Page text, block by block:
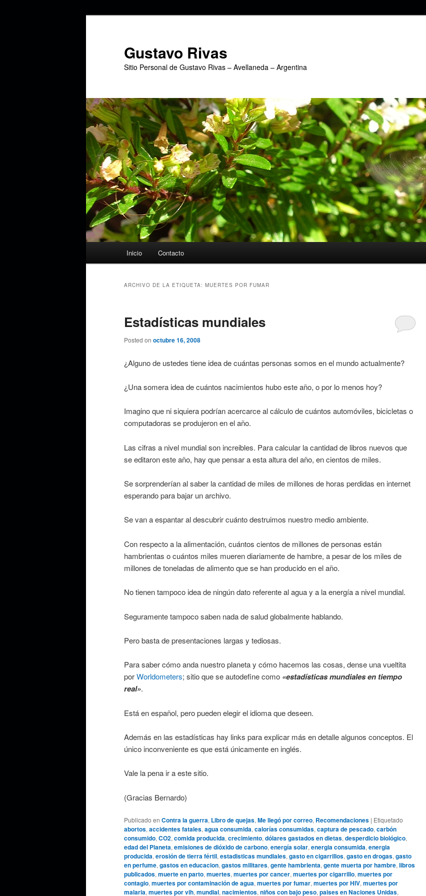
Gustavo Rivas
Sitio Personal de Gustavo Rivas – Avellaneda – Argentina
Inicio Contacto
ARCHIVO DE LA ETIQUETA: MUERTES POR FUMAR
Estadísticas mundiales
Posted on octubre 16, 2008
¿Alguno de ustedes tiene idea de cuántas personas somos en el mundo actualmente?
¿Una somera idea de cuántos nacimientos hubo este año, o por lo menos hoy?
Imagino que ni siquiera podrían acercarce al cálculo de cuántos automóviles, bicicletas o
computadoras se produjeron en el año.
Las cifras a nivel mundial son increibles. Para calcular la cantidad de libros nuevos que
se editaron este año, hay que pensar a esta altura del año, en cientos de miles.
Se sorprenderían al saber la cantidad de miles de millones de horas perdidas en internet
esperando para bajar un archivo.
Se van a espantar al descubrir cuánto destruimos nuestro medio ambiente.
Con respecto a la alimentación, cuántos cientos de millones de personas están
hambrientas o cuántos miles mueren diariamente de hambre, a pesar de los miles de
millones de toneladas de alimento que se han producido en el año.
No tienen tampoco idea de ningún dato referente al agua y a la energía a nivel mundial.
Seguramente tampoco saben nada de salud globalmente hablando.
Pero basta de presentaciones largas y tediosas.
Para saber cómo anda nuestro planeta y cómo hacemos las cosas, dense una vueltita
porWorldometers; sitio que se autodefine como «estadísticas mundiales en tiempo
real».
Está en español, pero pueden elegir el idioma que deseen.
Además en las estadísticas hay links para explicar más en detalle algunos conceptos. El
único inconveniente es que está únicamente en inglés.
Vale la pena ir a este sitio.
(Gracias Bernardo)
Publicado en Contra la guerra, Libro de quejas, Me llegó por correo, Recomendaciones | Etiquetado
abortos, accidentes fatales, agua consumida, calorías consumidas, captura de pescado, carbón
consumido, CO2, comida producida, crecimiento, dólares gastados en dietas, desperdicio biológico,
edad del Planeta, emisiones de dióxido de carbono, energía solar, energia consumida, energia
producida, erosión de tierra fértil, estadisticas mundiales, gasto en cigarrillos, gasto en drogas, gasto
en perfume, gastos en educacion, gastos militares, gente hambrienta, gente muerta por hambre, libros
publicados, muerte en parto, muertes, muertes por cancer, muertes por cigarrillo, muertes por
contagio, muertes por contaminación de agua, muertes por fumar, muertes por HIV, muertes por
malaria, muertes por vih, mundial, nacimientos, niños con bajo peso, paises en Naciones Unidas,